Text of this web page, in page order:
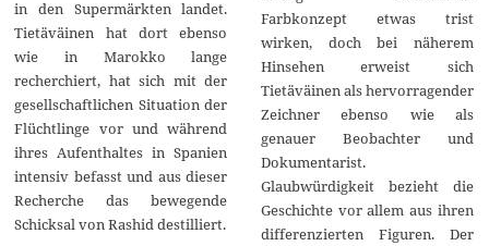
in den Supermärkten landet.
Tietäväinen hat dort ebenso
wie in Marokko lange
recherchiert, hat sich mit der
gesellschaftlichen Situation der
Flüchtlinge vor und während
ihres Aufenthaltes in Spanien
intensiv befasst und aus dieser
Recherche das bewegende
Schicksal von Rashid destilliert.
Farbkonzept etwas trist
wirken, doch bei näherem
Hinsehen erweist sich
Tietäväinen als hervorragender
Zeichner ebenso wie als
genauer Beobachter und
Dokumentarist.
Glaubwürdigkeit bezieht die
Geschichte vor allem aus ihren
differenzierten Figuren. Der